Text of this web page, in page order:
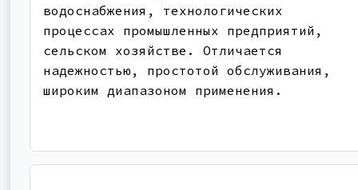
водоснабжения, технологических
процессах промышленных предприятий,
сельском хозяйстве. Отличается
надежностью, простотой обслуживания,
широким диапазоном применения.